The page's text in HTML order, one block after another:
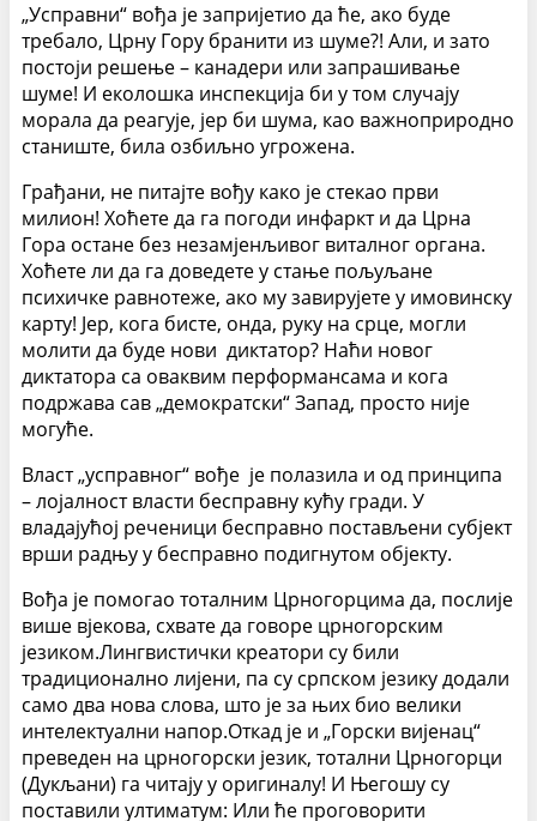
„Усправни“ вођа је запријетио да ће, ако буде
требало, Црну Гору бранити из шуме?! Али, и зато
постоји решење – канадери или запрашивање
шуме! И еколошка инспекција би у том случају
морала да реагује, јер би шума, као важноприродно
станиште, била озбиљно угрожена.
Грађани, не питајте вођу како је стекао први
милион! Хоћете да га погоди инфаркт и да Црна
Гора остане без незамјенљивог виталног органа.
Хоћете ли да га доведете у стање пољуљане
психичке равнотеже, ако му завирујете у имовинску
карту! Јер, кога бисте, онда, руку на срце, могли
молити да буде нови диктатор? Наћи новог
диктатора са оваквим перформансама и кога
подржава сав „демократски“ Запад, просто није
могуће.
Власт „усправног“ вође је полазила и од принципа
– лојалност власти бесправну кућу гради. У
владајућој реченици бесправно постављени субјект
врши радњу у бесправно подигнутом објекту.
Вођа је помогао тоталним Црногорцима да, послије
више вјекова, схвате да говоре црногорским
језиком.Лингвистички креатори су били
традиционално лијени, па су српском језику додали
само два нова слова, што је за њих био велики
интелектуални напор.Откад је и „Горски вијенац“
преведен на црногорски језик, тотални Црногорци
(Дукљани) га читају у оригиналу! И Његошу су
поставили ултиматум: Или ће проговорити